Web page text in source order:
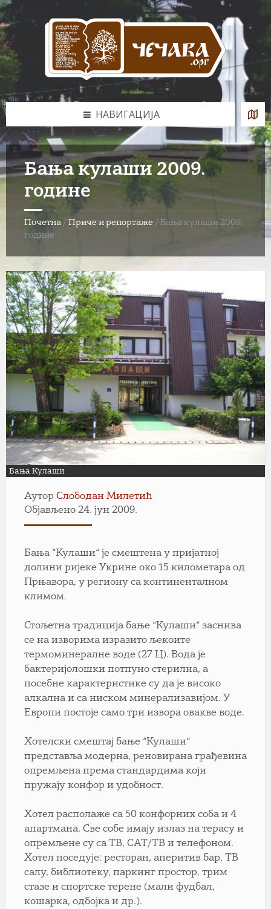
Skip
to
content
Skip
to
left
sidebar
Skip
to
footer
НАВИГАЦИЈА
Бања кулаши 2009.
године
Почетна / Приче и репортаже / Бања кулаши 2009.
године
Бања Кулаши
Аутор Слободан Милетић
Објављено 24. јун 2009.
Бања “Кулаши“ је смештена у пријатној
долини ријеке Укрине око 15 километара од
Прњавора, у региону са континенталном
климом.
Стољетна традиција бање “Кулаши“ заснива
се на изворима изразито љекоите
термоминералне воде (27 Ц). Вода је
бактеријолошки потпуно стерилна, а
посебне карактеристике су да је високо
алкална и са ниском минерализавијом. У
Европи постоје само три извора овакве воде.
Хотелски смештај бање “Кулаши“
представља модерна, реновирана грађевина
опремљена према стандардима који
пружају конфор и удобност.
Хотел располаже са 50 конфорних соба и 4
апартмана. Све собе имају излаз на терасу и
опремљене су са ТВ, САТ/ТВ и телефоном.
Хотел поседује: ресторан, аперитив бар, ТВ
салу, библиотеку, паркинг простор, трим
стазе и спортске терене (мали фудбал,
кошарка, одбојка и др.).